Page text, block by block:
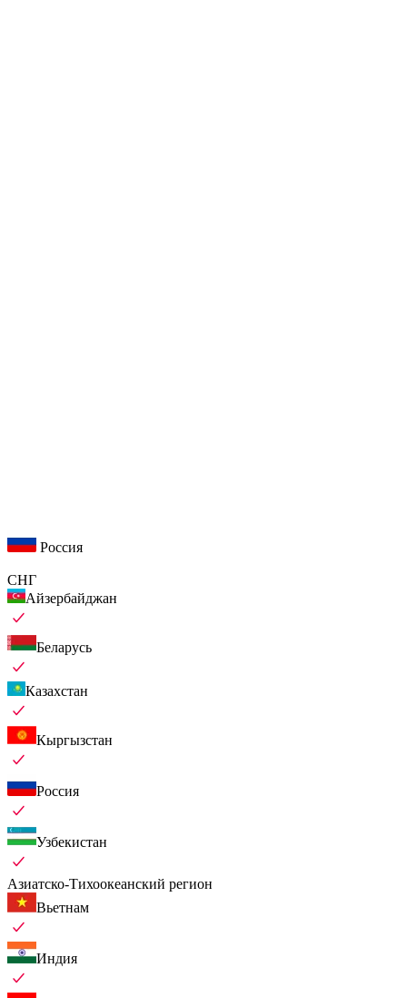
Россия
СНГ
Айзербайджан
Беларусь
Казахстан
Кыргызстан
Россия
Узбекистан
Азиатско-Тихоокеанский регион
Вьетнам
Индия